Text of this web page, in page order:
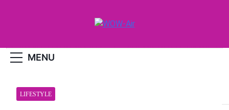
WOW-Air
MENU
LIFESTYLE